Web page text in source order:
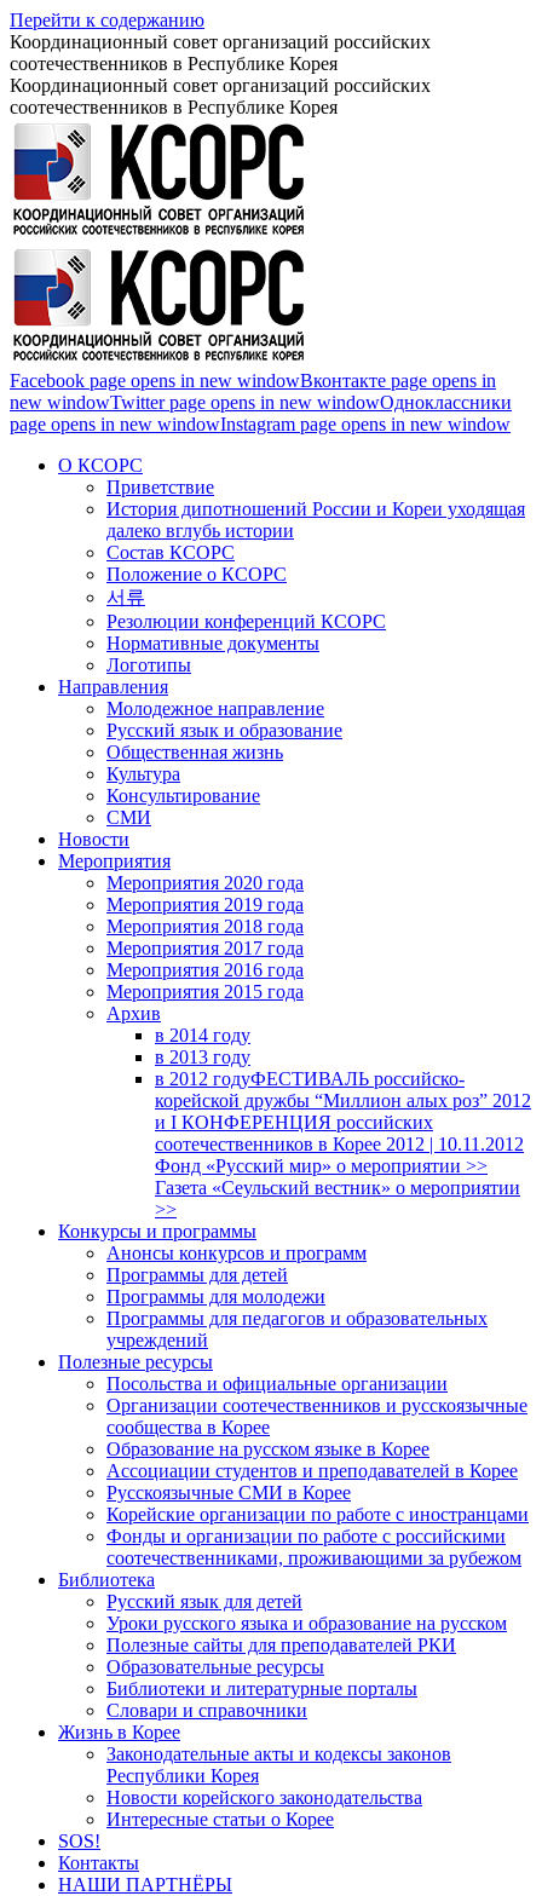
Перейти к содержанию
Координационный совет организаций российских
соотечественников в Республике Корея
Координационный совет организаций российских
соотечественников в Республике Корея
Facebook page opens in new windowВконтакте page opens in
new windowTwitter page opens in new windowОдноклассники
page opens in new windowInstagram page opens in new window
О КСОРС
Приветствие
История дипотношений России и Кореи уходящая
далеко вглубь истории
Состав КСОРС
Положение о КСОРС
서류
Резолюции конференций КСОРС
Нормативные документы
Логотипы
Направления
Молодежное направление
Русский язык и образование
Общественная жизнь
Культура
Консультирование
СМИ
Новости
Мероприятия
Мероприятия 2020 года
Мероприятия 2019 года
Мероприятия 2018 годa
Мероприятия 2017 года
Мероприятия 2016 года
Мероприятия 2015 года
Архив
в 2014 году
в 2013 году
в 2012 годуФЕСТИВАЛЬ российско-
корейской дружбы “Миллион алых роз” 2012
и I КОНФЕРЕНЦИЯ российских
соотечественников в Корее 2012 | 10.11.2012
Фонд «Русский мир» о мероприятии >>
Газета «Сеульский вестник» о мероприятии
>>
Конкурсы и программы
Анонсы конкурсов и программ
Программы для детей
Программы для молодежи
Программы для педагогов и образовательных
учреждений
Полезные ресурсы
Посольства и официальные организации
Организации соотечественников и русскоязычные
сообщества в Корее
Образование на русском языке в Корее
Ассоциации студентов и преподавателей в Корее
Русскоязычные СМИ в Корее
Корейские организации по работе с иностранцами
Фонды и организации по работе с российскими
соотечественниками, проживающими за рубежом
Библиотека
Русский язык для детей
Уроки русского языка и образование на русском
Полезные сайты для преподавателей РКИ
Образовательные ресурсы
Библиотеки и литературные порталы
Словари и справочники
Жизнь в Корее
Законодательные акты и кодексы законов
Республики Корея
Новости корейского законодательства
Интересные статьи о Корее
SOS!
Контакты
НАШИ ПАРТНЁРЫ